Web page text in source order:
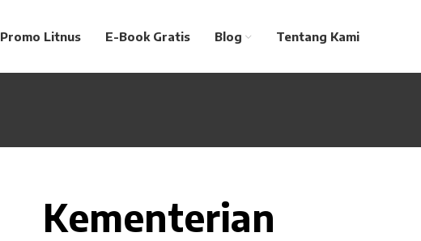
Promo Litnus E-Book Gratis Blog Tentang Kami
Kementerian